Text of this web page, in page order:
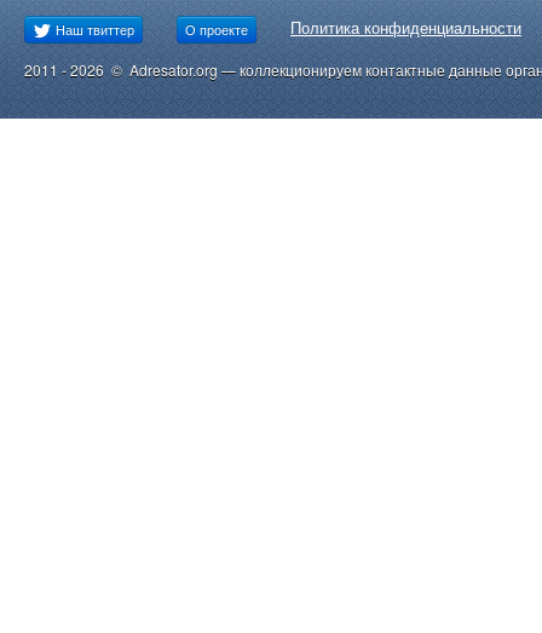
Наш твиттер О проекте Политика конфиденциальности
2011 - 2026 © Adresator.org — коллекционируем контактные данные